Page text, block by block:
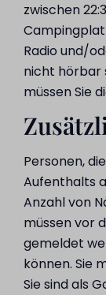
zwischen
Radio und/
nicht hörbar
müssen Sie
Personen,
Aufenthalts
Anzahl von
müssen vor
gemeldet
können. Sie
Sie sind als